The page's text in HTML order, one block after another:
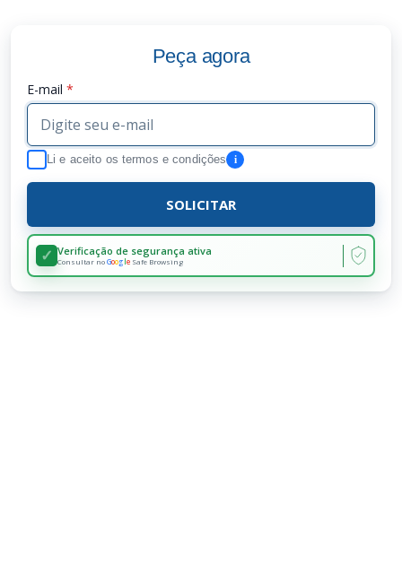
✓ Verificação de segurança ativa
Consultar noGoogle Safe Browsing
Peça agora
E-mail *
Li e aceito os termos e condições i
SOLICITAR